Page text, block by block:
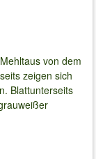
von dem
zeigen sich
Blattunterseits